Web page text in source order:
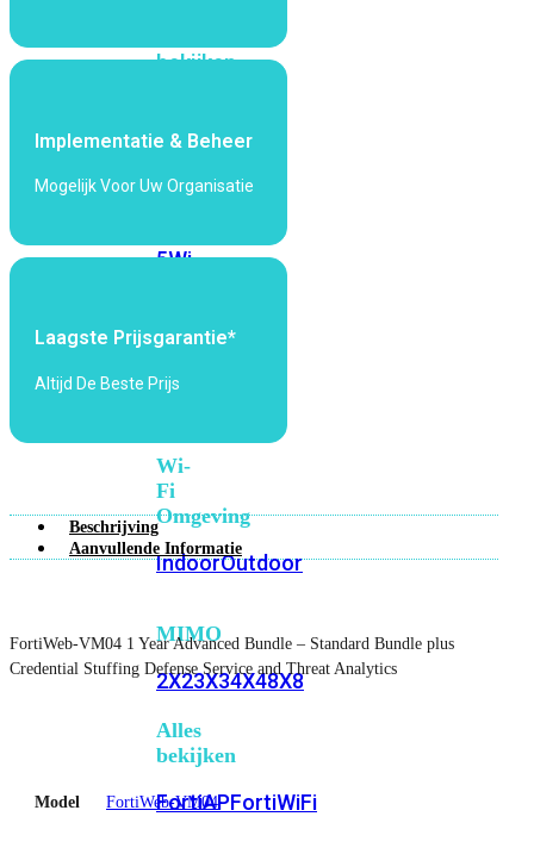
bekijken
Fi
5Wi-
Fi
Fi
Wi-
Fi
Omgeving
IndoorOutdoor
MIMO
2X23X34X48X8
Alles
bekijken
FortiAPFortiWiFi
Implementatie & Beheer
Mogelijk Voor Uw Organisatie
Laagste Prijsgarantie*
Altijd De Beste Prijs
Beschrijving
Aanvullende Informatie
FortiWeb-VM04 1 Year Advanced Bundle – Standard Bundle plus
Credential Stuffing Defense Service and Threat Analytics
Model FortiWeb-VM04